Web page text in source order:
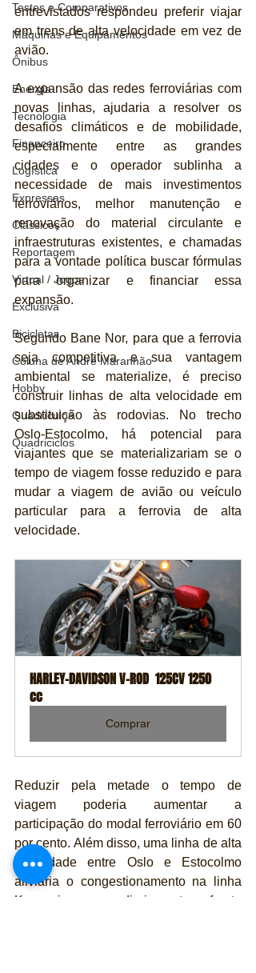
Testes e Comparativos
Máquinas e Equipamentos
Ônibus
Energia
Tecnologia
Financeiro
Logística
Expressas
Clássicos
Reportagem
Virtual / Jogos
Exclusiva
Bicicletas
Coluna de André Maranhão
Hobby
Quadrículos
Quadriciclos
entrevistados respondeu preferir viajar
em trens de alta velocidade em vez de
avião.
A expansão das redes ferroviárias com
novas linhas, ajudaria a resolver os
desafios climáticos e de mobilidade,
especialmente entre as grandes
cidades e o operador sublinha a
necessidade de mais investimentos
ferroviários, melhor manutenção e
renovação do material circulante e
infraestruturas existentes, e chamadas
para a vontade política buscar fórmulas
para organizar e financiar essa
expansão.
Segundo Bane Nor, para que a ferrovia
seja competitiva e sua vantagem
ambiental se materialize, é preciso
construir linhas de alta velocidade em
substituição às rodovias. No trecho
Oslo-Estocolmo, há potencial para
viajantes que se materializariam se o
tempo de viagem fosse reduzido e para
mudar a viagem de avião ou veículo
particular para a ferrovia de alta
velocidade.
HARLEY-DAVIDSON V-ROD  125CV 1250
cc
Comprar
Reduzir pela metade o tempo de
viagem poderia aumentar a
participação do modal ferroviário em 60
por cento. Além disso, uma linha de alta
velocidade entre Oslo e Estocolmo
aliviaria o congestionamento na linha
Kongsvinger, que diariamente enfrenta